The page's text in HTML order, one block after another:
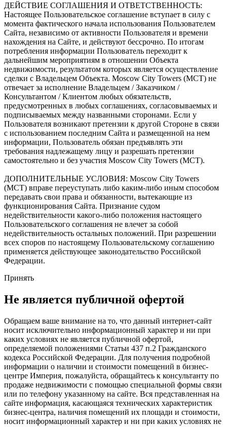
ДЕЙСТВИЕ СОГЛАШЕНИЯ И ОТВЕТСТВЕННОСТЬ:
Настоящее Пользовательское соглашение вступает в силу с
момента фактического начала использования Пользователем
Сайта, независимо от активности Пользователя и времени
нахождения на Сайте, и действуют бессрочно. По итогам
потребления информации Пользователь переходит к
дальнейшим мероприятиям в отношении Объекта
недвижимости, результатом которых является осуществление
сделки с Владельцем Объекта. Moscow City Towers (МСТ) не
отвечает за исполнение Владельцем / Заказчиком /
Консультантом / Клиентом любых обязательств,
предусмотренных в любых соглашениях, согласовываемых и
подписываемых между названными сторонами. Если у
Пользователя возникают претензии к другой Стороне в связи
с использованием последним Сайта и размещенной на нем
информации, Пользователь обязан предъявлять эти
требования надлежащему лицу и разрешать претензии
самостоятельно и без участия Moscow City Towers (МСТ).
ДОПОЛНИТЕЛЬНЫЕ УСЛОВИЯ: Moscow City Towers
(МСТ) вправе переуступать либо каким-либо иным способом
передавать свои права и обязанности, вытекающие из
функционирования Сайта. Признание судом
недействительности какого-либо положения настоящего
Пользовательского соглашения не влечет за собой
недействительность остальных положений. При разрешении
всех споров по настоящему Пользовательскому соглашению
применяется действующее законодательство Российской
Федерации.
Принять
Не является публичной офертой
Обращаем ваше внимание на то, что данный интернет-сайт
носит исключительно информационный характер и ни при
каких условиях не является публичной офертой,
определяемой положениями Статьи 437 п.2 Гражданского
кодекса Российской Федерации. Для получения подробной
информации о наличии и стоимости помещений в бизнес-
центре Империя, пожалуйста, обращайтесь к консультанту по
продаже недвижимости с помощью специальной формы связи
или по телефону указанному на сайте. Вся представленная на
сайте информация, касающаяся технических характеристик
бизнес-центра, наличия помещений их площади и стоимости,
носит информационный характер и ни при каких условиях не